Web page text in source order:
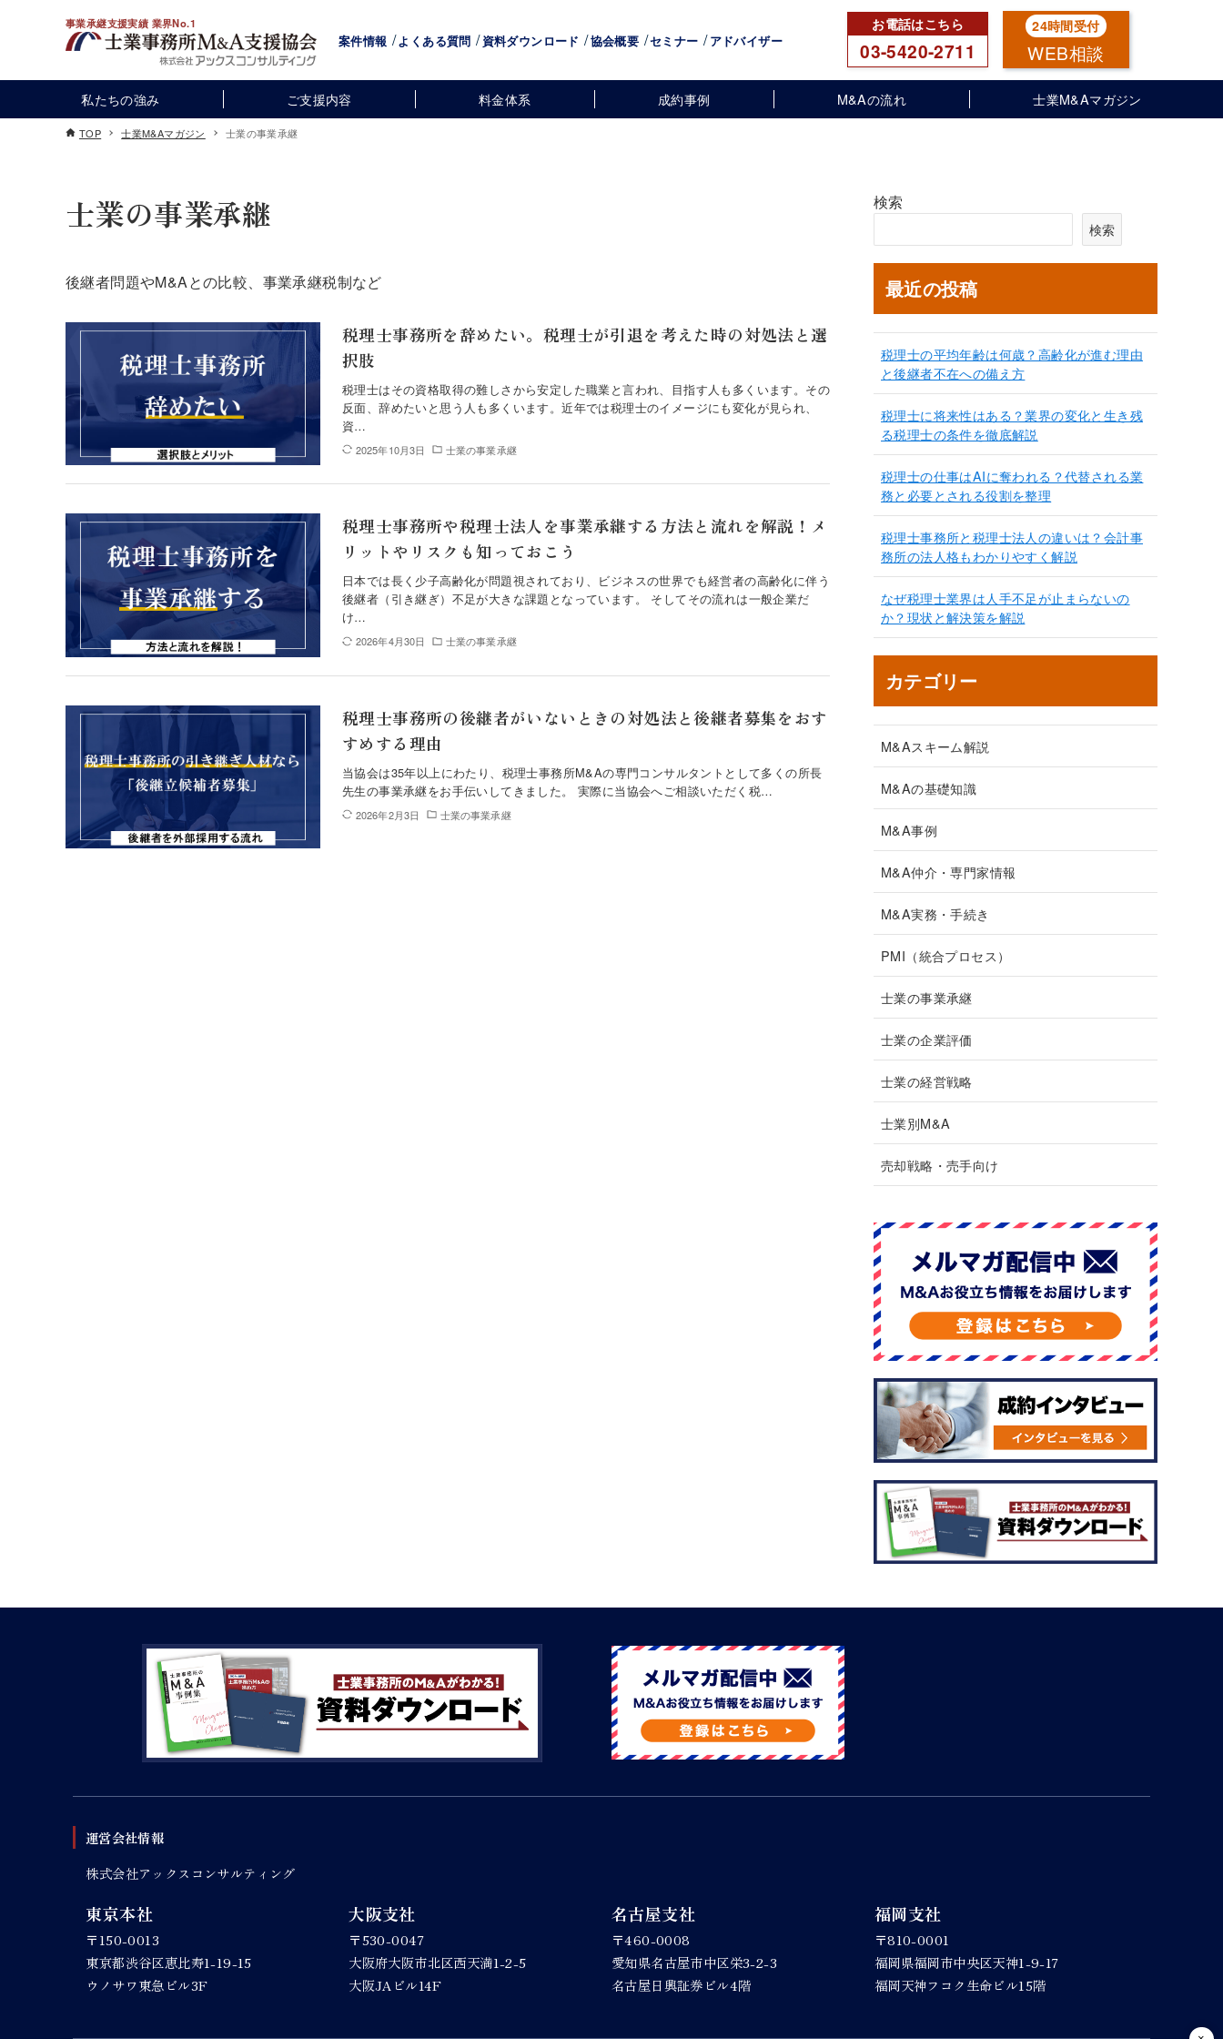
事業承継支援実績 業界No.1
案件情報 よくある質問 資料ダウンロード 協会概要 セミナー アドバイザー 03-5420-2711 WEB相談
私たちの強み ご支援内容 料金体系 成約事例 M&Aの流れ 士業M&Aマガジン
TOP 士業M&Aマガジン 士業の事業承継
士業の事業承継
後継者問題やM&Aとの比較、事業承継税制など
税理士事務所を辞めたい。税理士が引退を考えた時の対処法と選
択肢
税理士はその資格取得の難しさから安定した職業と言われ、目指す人も多くいます。その
反面、辞めたいと思う人も多くいます。近年では税理士のイメージにも変化が見られ、
資…
2025年10月3日 士業の事業承継
税理士事務所や税理士法人を事業承継する方法と流れを解説！メ
リットやリスクも知っておこう
日本では長く少子高齢化が問題視されており、ビジネスの世界でも経営者の高齢化に伴う
後継者（引き継ぎ）不足が大きな課題となっています。 そしてその流れは一般企業だ
け…
2026年4月30日 士業の事業承継
税理士事務所の後継者がいないときの対処法と後継者募集をおす
すめする理由
当協会は35年以上にわたり、税理士事務所M&Aの専門コンサルタントとして多くの所長
先生の事業承継をお手伝いしてきました。 実際に当協会へご相談いただく税…
2026年2月3日 士業の事業承継
検索
検索
最近の投稿
税理士の平均年齢は何歳？高齢化が進む理由
と後継者不在への備え方
税理士に将来性はある？業界の変化と生き残
る税理士の条件を徹底解説
税理士の仕事はAIに奪われる？代替される業
務と必要とされる役割を整理
税理士事務所と税理士法人の違いは？会計事
務所の法人格もわかりやすく解説
なぜ税理士業界は人手不足が止まらないの
か？現状と解決策を解説
カテゴリー
M&Aスキーム解説
M&Aの基礎知識
M&A事例
M&A仲介・専門家情報
M&A実務・手続き
PMI（統合プロセス）
士業の事業承継
士業の企業評価
士業の経営戦略
士業別M&A
売却戦略・売手向け
運営会社情報
株式会社アックスコンサルティング
東京本社
〒150-0013
東京都渋谷区恵比寿1-19-15
ウノサワ東急ビル3F
大阪支社
〒530-0047
大阪府大阪市北区西天満1-2-5
大阪JAビル14F
名古屋支社
〒460-0008
愛知県名古屋市中区栄3-2-3
名古屋日興証券ビル4階
福岡支社
〒810-0001
福岡県福岡市中央区天神1-9-17
福岡天神フコク生命ビル15階